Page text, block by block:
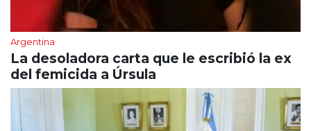
Argentina
La desoladora carta que le escribió la ex
del femicida a Úrsula